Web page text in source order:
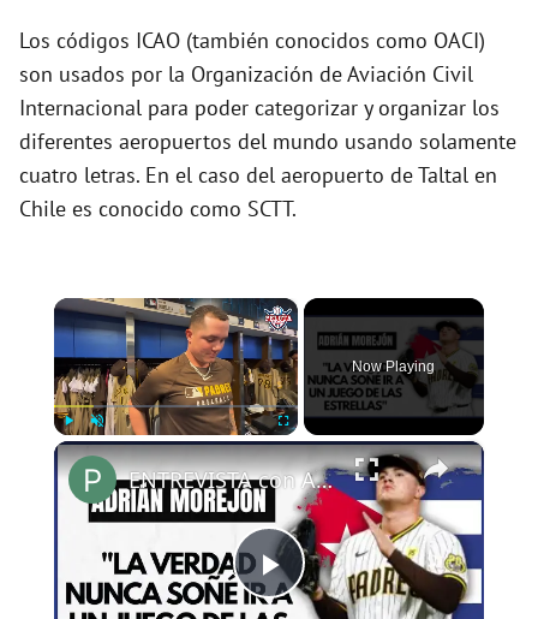
Los códigos ICAO (también conocidos como OACI)
son usados por la Organización de Aviación Civil
Internacional para poder categorizar y organizar los
diferentes aeropuertos del mundo usando solamente
cuatro letras. En el caso del aeropuerto de Taltal en
Chile es conocido como SCTT.
×
Play Unmute Fullscreen
Now Playing
×
P
ENTREVISTA con ADRIÁN MOREJÓN en MIAMI